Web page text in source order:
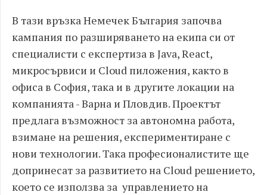
В тази връзка Немечек България започва
кампания по разширяването на екипа си от
специалисти с експертиза в Java, React,
микросървиси и Cloud пиложения, както в
офиса в София, така и в другите локации на
компанията - Варна и Пловдив. Проектът
предлага възможност за автономна работа,
взимане на решения, експериментиране с
нови технологии. Така професионалистите ще
допринесат за развитието на Cloud решението,
което се използва за управлението на